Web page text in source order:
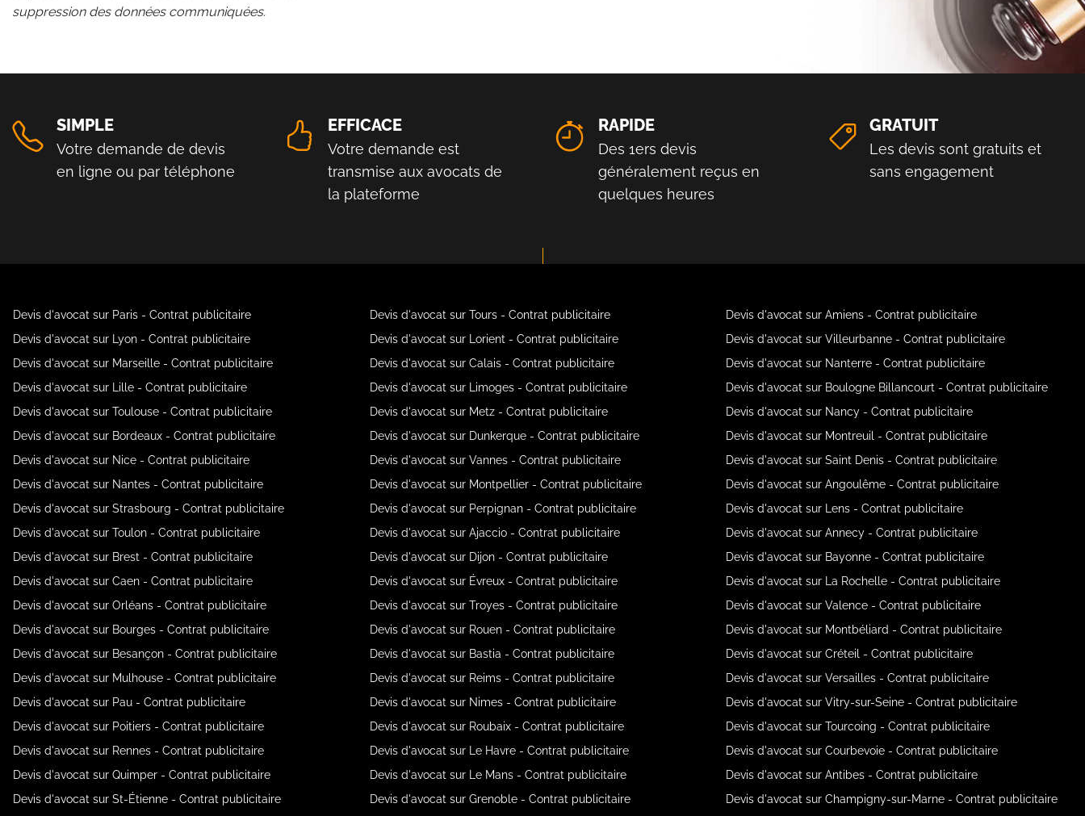
suppression des données communiquées.
SIMPLE
Votre demande de devis
en ligne ou par téléphone
EFFICACE
Votre demande est
transmise aux avocats de
la plateforme
RAPIDE
Des 1ers devis
généralement reçus en
quelques heures
GRATUIT
Les devis sont gratuits et
sans engagement
Devis d'avocat sur Paris - Contrat publicitaire
Devis d'avocat sur Lyon - Contrat publicitaire
Devis d'avocat sur Marseille - Contrat publicitaire
Devis d'avocat sur Lille - Contrat publicitaire
Devis d'avocat sur Toulouse - Contrat publicitaire
Devis d'avocat sur Bordeaux - Contrat publicitaire
Devis d'avocat sur Nice - Contrat publicitaire
Devis d'avocat sur Nantes - Contrat publicitaire
Devis d'avocat sur Strasbourg - Contrat publicitaire
Devis d'avocat sur Toulon - Contrat publicitaire
Devis d'avocat sur Brest - Contrat publicitaire
Devis d'avocat sur Caen - Contrat publicitaire
Devis d'avocat sur Orléans - Contrat publicitaire
Devis d'avocat sur Bourges - Contrat publicitaire
Devis d'avocat sur Besançon - Contrat publicitaire
Devis d'avocat sur Mulhouse - Contrat publicitaire
Devis d'avocat sur Pau - Contrat publicitaire
Devis d'avocat sur Poitiers - Contrat publicitaire
Devis d'avocat sur Rennes - Contrat publicitaire
Devis d'avocat sur Quimper - Contrat publicitaire
Devis d'avocat sur St-Étienne - Contrat publicitaire
Devis d'avocat sur Tours - Contrat publicitaire
Devis d'avocat sur Lorient - Contrat publicitaire
Devis d'avocat sur Calais - Contrat publicitaire
Devis d'avocat sur Limoges - Contrat publicitaire
Devis d'avocat sur Metz - Contrat publicitaire
Devis d'avocat sur Dunkerque - Contrat publicitaire
Devis d'avocat sur Vannes - Contrat publicitaire
Devis d'avocat sur Montpellier - Contrat publicitaire
Devis d'avocat sur Perpignan - Contrat publicitaire
Devis d'avocat sur Ajaccio - Contrat publicitaire
Devis d'avocat sur Dijon - Contrat publicitaire
Devis d'avocat sur Évreux - Contrat publicitaire
Devis d'avocat sur Troyes - Contrat publicitaire
Devis d'avocat sur Rouen - Contrat publicitaire
Devis d'avocat sur Bastia - Contrat publicitaire
Devis d'avocat sur Reims - Contrat publicitaire
Devis d'avocat sur Nimes - Contrat publicitaire
Devis d'avocat sur Roubaix - Contrat publicitaire
Devis d'avocat sur Le Havre - Contrat publicitaire
Devis d'avocat sur Le Mans - Contrat publicitaire
Devis d'avocat sur Grenoble - Contrat publicitaire
Devis d'avocat sur Amiens - Contrat publicitaire
Devis d'avocat sur Villeurbanne - Contrat publicitaire
Devis d'avocat sur Nanterre - Contrat publicitaire
Devis d'avocat sur Boulogne Billancourt - Contrat publicitaire
Devis d'avocat sur Nancy - Contrat publicitaire
Devis d'avocat sur Montreuil - Contrat publicitaire
Devis d'avocat sur Saint Denis - Contrat publicitaire
Devis d'avocat sur Angoulême - Contrat publicitaire
Devis d'avocat sur Lens - Contrat publicitaire
Devis d'avocat sur Annecy - Contrat publicitaire
Devis d'avocat sur Bayonne - Contrat publicitaire
Devis d'avocat sur La Rochelle - Contrat publicitaire
Devis d'avocat sur Valence - Contrat publicitaire
Devis d'avocat sur Montbéliard - Contrat publicitaire
Devis d'avocat sur Créteil - Contrat publicitaire
Devis d'avocat sur Versailles - Contrat publicitaire
Devis d'avocat sur Vitry-sur-Seine - Contrat publicitaire
Devis d'avocat sur Tourcoing - Contrat publicitaire
Devis d'avocat sur Courbevoie - Contrat publicitaire
Devis d'avocat sur Antibes - Contrat publicitaire
Devis d'avocat sur Champigny-sur-Marne - Contrat publicitaire